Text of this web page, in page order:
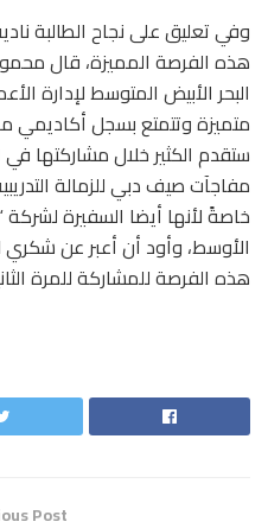
وفي تعليق على نجاح الطالبة
هذه الفرصة المميزة، قال
البحر الأبيض المتوسط ​​لإدارة
متميزة وتتمتع بسجل أكاديمي
ستقدم الكثير خلال مشاركتها
مفاجآت صيف دبي للزمالة
خاصةً لأنها أيضا السفيرة
الأوسط، وأود أن أعبر عن شكري
هذه الفرصة للمشاركة للمرة
Post